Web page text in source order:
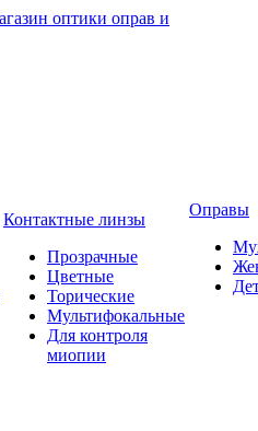
Контактные линзы
Прозрачные
Цветные
Торические
Мультифокальные
Для контроля
миопии
Оправы